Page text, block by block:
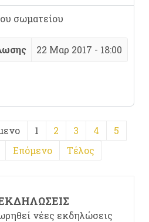
σωματείου
22 Μαρ 2017 - 18:00
1 2 3 4
5
Επόμενο Τέλος
νέες εκδηλώσεις